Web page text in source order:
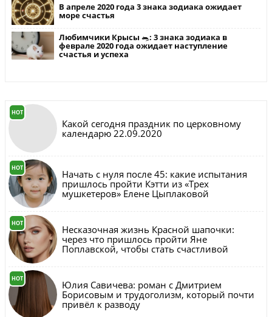
В апреле 2020 года 3 знака зодиака ожидает
море счастья
Любимчики Крысы 🐀: 3 знака зодиака в
феврале 2020 года ожидает наступление
счастья и успеха
HOT
Какой сегодня праздник по церковному
календарю 22.09.2020
HOT
Начать с нуля после 45: какие испытания
пришлось пройти Кэтти из «Трех
мушкетеров» Елене Цыплаковой
HOT
Несказочная жизнь Красной шапочки:
через что пришлось пройти Яне
Поплавской, чтобы стать счастливой
HOT
Юлия Савичева: роман с Дмитрием
Борисовым и трудоголизм, который почти
привёл к разводу